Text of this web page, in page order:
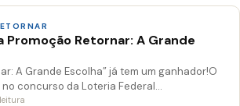
Promoção Retornar: A Grande
A Grande Escolha” já tem um ganhador!O
concurso da Loteria Federal…